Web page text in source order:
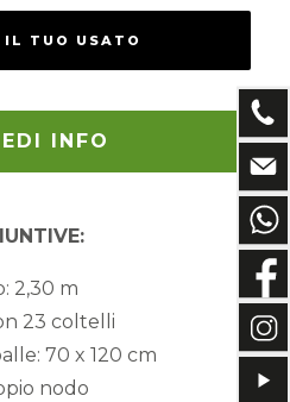
IL TUO USATO
INFO
: 2,30 m
23 coltelli
: 70 x 120 cm
nodo